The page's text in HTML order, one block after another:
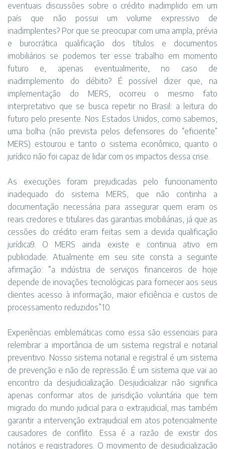
eventuais discussões sobre o crédito inadimplido em um
país que não possui um volume expressivo de
inadimplentes? Por que se preocupar com uma ampla, prévia
e burocrática qualificação dos títulos e documentos
imobiliários se podemos ter esse trabalho em momento
futuro e, apenas eventualmente, no caso de
inadimplemento do débito? É possível dizer que, na
implementação do MERS, ocorreu o mesmo fato
interpretativo que se busca repetir no Brasil: a leitura do
futuro pelo presente. Nos Estados Unidos, como sabemos,
uma bolha (não prevista pelos defensores do “eficiente”
MERS) estourou e tanto o sistema econômico, quanto o
jurídico não foi capaz de lidar com os impactos dessa crise.
As execuções foram prejudicadas pelo funcionamento
inadequado do sistema MERS, que não continha a
documentação necessária para assegurar quem eram os
reais credores e titulares das garantias imobiliárias, já que as
cessões do crédito eram feitas sem a devida qualificação
jurídica9. O MERS ainda existe e continua ativo em
publicidade. Atualmente em seu site consta a seguinte
afirmação: “a indústria de serviços financeiros de hoje
depende de inovações tecnológicas para fornecer aos seus
clientes acesso à informação, maior eficiência e custos de
processamento reduzidos”10.
Experiências emblemáticas como essa são essenciais para
relembrar a importância de um sistema registral e notarial
preventivo. Nosso sistema notarial e registral é um sistema
de prevenção e não de repressão. É um sistema que vai ao
encontro da desjudicialização. Desjudicializar não significa
apenas conformar atos de jurisdição voluntária que tem
migrado do mundo judicial para o extrajudicial, mas também
garantir a intervenção extrajudicial em atos potencialmente
causadores de conflito. Essa é a razão de existir dos
notários e registradores. O movimento de desjudicialização